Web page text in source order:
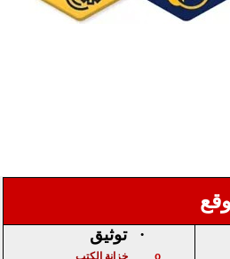
· توثيق
خزانة الكتب